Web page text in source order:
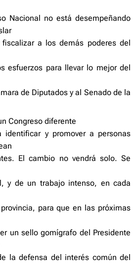
Nacional no está desempeñando
a los demás poderes del
esfuerzos para llevar lo mejor del
de Diputados y al Senado de la
Congreso diferente
identificar y promover a personas
El cambio no vendrá solo. Se
y de un trabajo intenso, en cada
para que en las próximas
un sello gomígrafo del Presidente
la defensa del interés común del